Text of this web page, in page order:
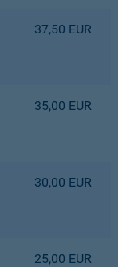
37,50 EUR
35,00 EUR
30,00 EUR
25,00 EUR